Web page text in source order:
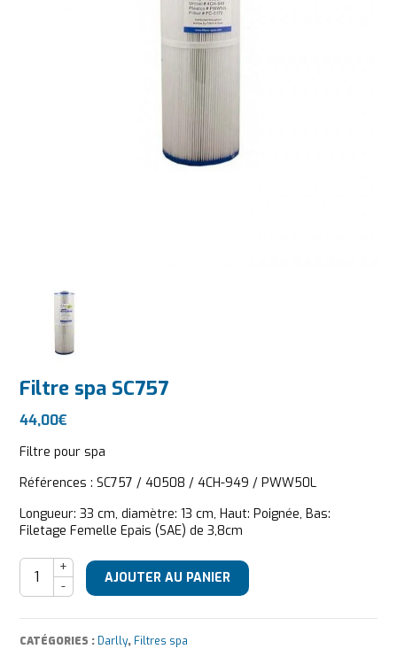
Filtre spa SC757
44,00€
Filtre pour spa
Références : SC757 / 40508 / 4CH-949 / PWW50L
Longueur: 33 cm, diamètre: 13 cm, Haut: Poignée, Bas:
Filetage Femelle Epais (SAE) de 3,8cm
quantité de Filtre spa SC757
AJOUTER AU PANIER
CATÉGORIES : Darlly, Filtres spa